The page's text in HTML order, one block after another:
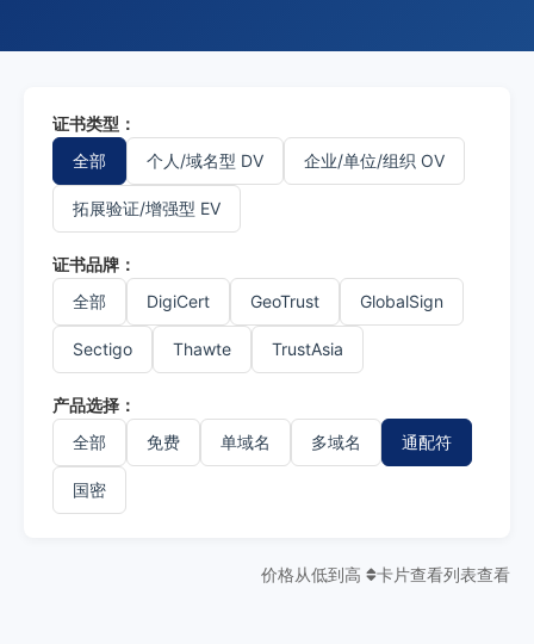
证书类型：
全部
个人/域名型 DV 企业/单位/组织 OV
拓展验证/增强型 EV
证书品牌：
全部
DigiCert GeoTrust GlobalSign
Sectigo Thawte TrustAsia
产品选择：
全部
免费 单域名 多域名 通配符
国密
价格从低到高 卡片查看列表查看